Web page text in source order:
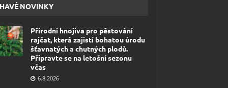
NOVINKY
Přírodní hnojiva pro pěstování
rajčat, která zajistí bohatou úrodu
šťavnatých a chutných plodů.
Připravte se na letošní sezonu
včas
6.8.2026